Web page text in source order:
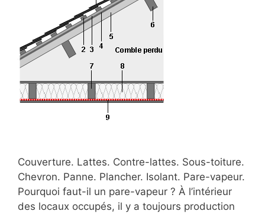
Couverture. Lattes. Contre-lattes. Sous-toiture.
Chevron. Panne. Plancher. Isolant. Pare-vapeur.
Pourquoi faut-il un pare-vapeur ? À l’intérieur
des locaux occupés, il y a toujours production